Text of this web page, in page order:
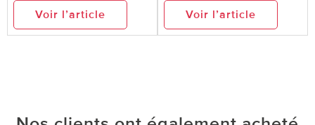
Voir l’article Voir l’article